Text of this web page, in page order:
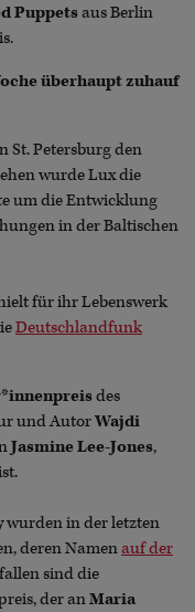
Puppetsaus Berlin
überhaupt zuhauf
St. Petersburg den
wurde Lux die
um die Entwicklung
in der Baltischen
für ihr Lebenswerk
Deutschlandfunk
des
und AutorWajdi
Jasmine Lee-Jones,
wurden in der letzten
deren Namenauf der
sind die
der anMaria